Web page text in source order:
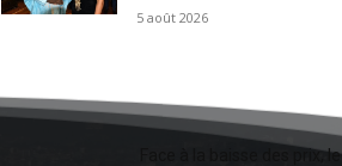
5 août 2026
Face à la baisse des prix, le